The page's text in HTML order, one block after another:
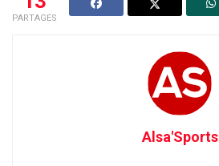
PARTAGES
Alsa'Sports